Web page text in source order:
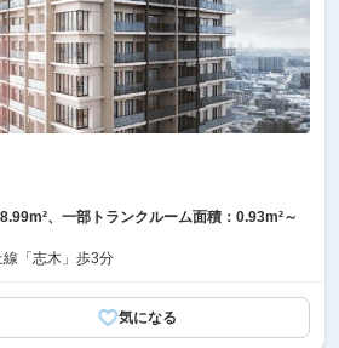
、一部トランクルーム面積：0.93m²～
「志木」歩3分
気になる